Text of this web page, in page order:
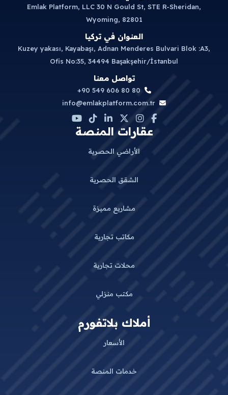
Emlak Platform, LLC 30 N Gould St, STE R-Sheridan,
Wyoming, 82801
العنوان في تركيا
Kuzey yakası, Kayabaşı, Adnan Menderes Bulvari Blok :A3,
Ofis No:35, 34494 Başakşehir/İstanbul
تواصل معنا
+90 549 606 80 80
info@emlakplatform.com.tr
عقارات المنصة
الأراضي الحصرية
الشقق الحصرية
مشاريع مميزة
مكاتب تجارية
محلات تجارية
مكتب منزلي
أملاك بلاتفورم
الأسعار
خدمات المنصة